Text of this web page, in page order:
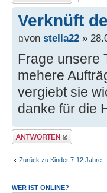
Verknüft
von stella22 »
Frage unsere
mehere
vergiebt sie
danke für die
Antwort erstellen
Zurück zu Kinder 7-12 Jahre
WER IST ONLINE?